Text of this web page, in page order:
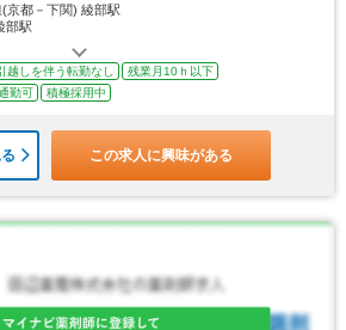
(京都－下関) 綾部駅
部駅
越しを伴う転勤なし
残業月10ｈ以下
勤可 積極採用中
この求人に興味がある